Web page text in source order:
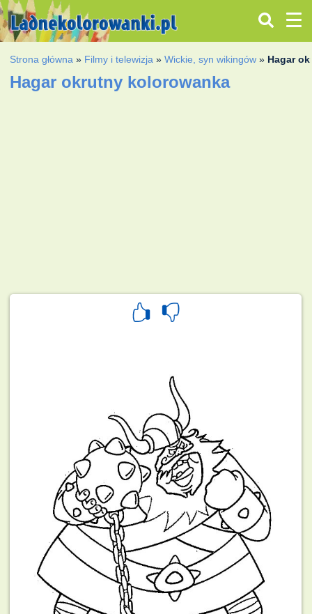
Strona główna » Filmy i telewizja »Wickie, syn wikingów » Hagar
Hagar okrutny kolorowanka